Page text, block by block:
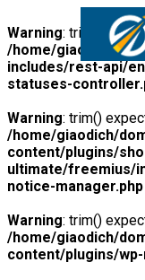
Warning: trim()
/home/giaodich/
includes/rest-api/
statuses-
Warning: trim()
/home/giaodich/
content/plugins/
ultimate/freemius/
notice-manager.php
Warning: trim()
/home/giaodich/
content/plugins/